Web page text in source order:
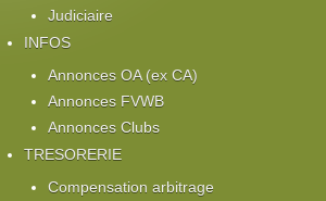
Judiciaire
INFOS
Annonces OA (ex CA)
Annonces FVWB
Annonces Clubs
TRESORERIE
Compensation arbitrage